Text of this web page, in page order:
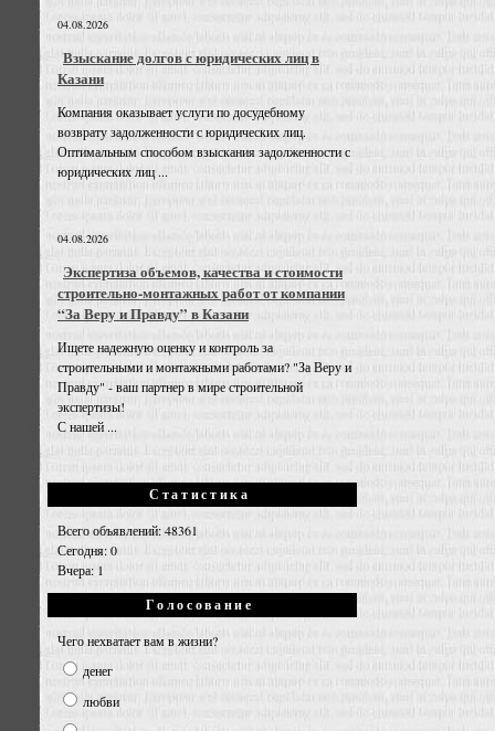
04.08.2026
Взыскание долгов с юридических лиц в
Казани
Компания оказывает услуги по досудебному
возврату задолженности с юридических лиц.
Оптимальным способом взыскания задолженности с
юридических лиц ...
04.08.2026
Экспертиза объемов, качества и стоимости
строительно-монтажных работ от компании
“За Веру и Правду” в Казани
Ищете надежную оценку и контроль за
строительными и монтажными работами? "За Веру и
Правду" - ваш партнер в мире строительной
экспертизы!
С нашей ...
Статистика
Всего объявлений: 48361
Сегодня: 0
Вчера: 1
Голосование
Чего нехватает вам в жизни?
денег
любви